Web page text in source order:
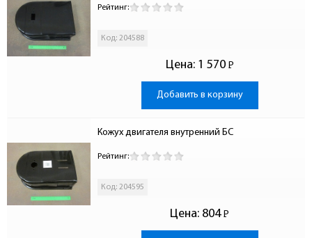
Рейтинг:
Код: 204588
Цена: 1 570 Р
-
Добавить в корзину
Кожух двигателя внутренний БС
Рейтинг:
Код: 204595
Цена: 804 Р
-